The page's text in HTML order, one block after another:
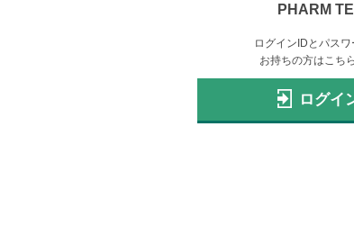
PHARM
ログインIDとパスワ
お持ちの方はこち
ログイ